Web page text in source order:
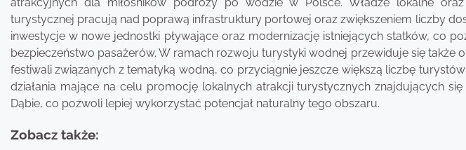
turystycznej pracują nad poprawą infrastruktury portowej oraz zwiększeniem liczby
inwestycje w nowe jednostki pływające oraz modernizację istniejących statków, co
bezpieczeństwo pasażerów. W ramach rozwoju turystyki wodnej przewiduje się także
festiwali związanych z tematyką wodną, co przyciągnie jeszcze większą liczbę
działania mające na celu promocję lokalnych atrakcji turystycznych znajdujących
Dąbie, co pozwoli lepiej wykorzystać potencjał naturalny tego obszaru.
Zobacz także: